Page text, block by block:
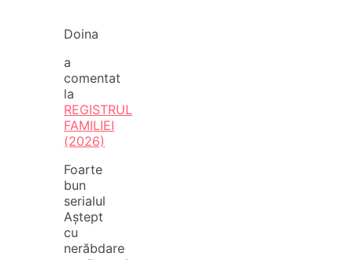
Doina
a
comentat
la
REGISTRUL
FAMILIEI
(2026)
Foarte
bun
serialul
Aștept
cu
nerăbdare